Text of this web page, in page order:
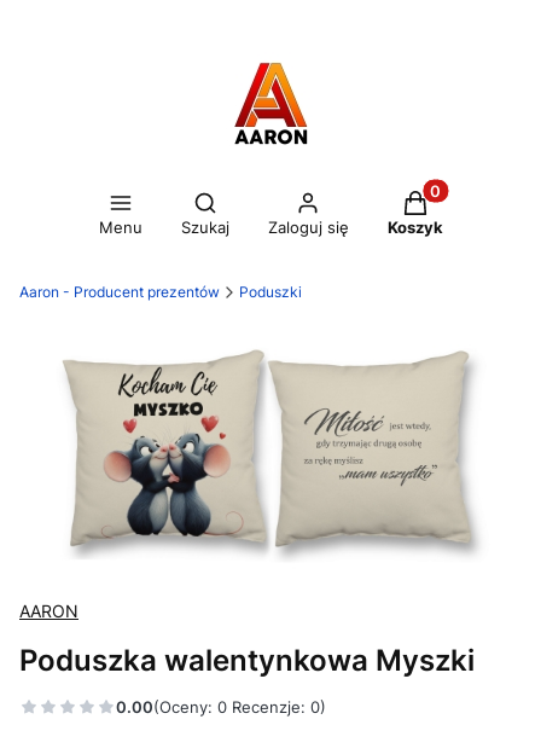
Menu
Otwórz wyszukiwarkę
Szukaj Zaloguj się
Produkty w
Koszyk
Aaron - Producent prezentów Poduszki
AARON
Poduszka walentynkowa Myszki
0.00(Oceny: 0 Recenzje: 0)